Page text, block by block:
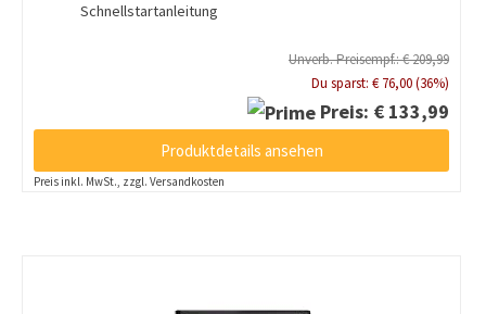
Schnellstartanleitung
Unverb. Preisempf.: € 209,99
Du sparst: € 76,00 (36%)
Preis: € 133,99
Produktdetails ansehen
Preis inkl. MwSt., zzgl. Versandkosten